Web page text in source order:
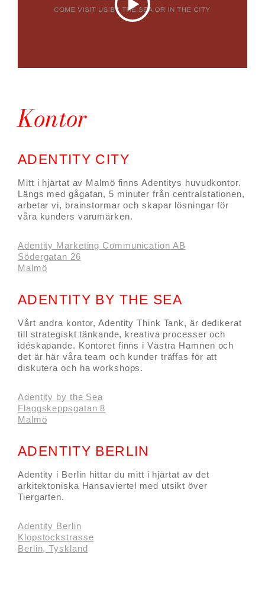
Kontor
ADENTITY CITY
Mitt i hjärtat av Malmö finns Adentitys huvudkontor.
Längs med gågatan, 5 minuter från centralstationen,
arbetar vi, brainstormar och skapar lösningar för
våra kunders varumärken.
Adentity Marketing Communication AB
Södergatan 26
Malmö
ADENTITY BY THE SEA
Vårt andra kontor, Adentity Think Tank, är dedikerat
till strategiskt tänkande, kreativa processer och
idéskapande. Kontoret finns i Västra Hamnen och
det är här våra team och kunder träffas för att
diskutera och ha workshops.
Adentity by the Sea
Flaggskeppsgatan 8
Malmö
ADENTITY BERLIN
Adentity i Berlin hittar du mitt i hjärtat av det
arkitektoniska Hansaviertel med utsikt över
Tiergarten.
Adentity Berlin
Klopstockstrasse
Berlin, Tyskland